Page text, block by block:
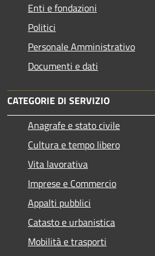
Enti e fondazioni
Politici
Personale Amministrativo
Documenti e dati
CATEGORIE DI SERVIZIO
Anagrafe e stato civile
Cultura e tempo libero
Vita lavorativa
Imprese e Commercio
Appalti pubblici
Catasto e urbanistica
Mobilità e trasporti